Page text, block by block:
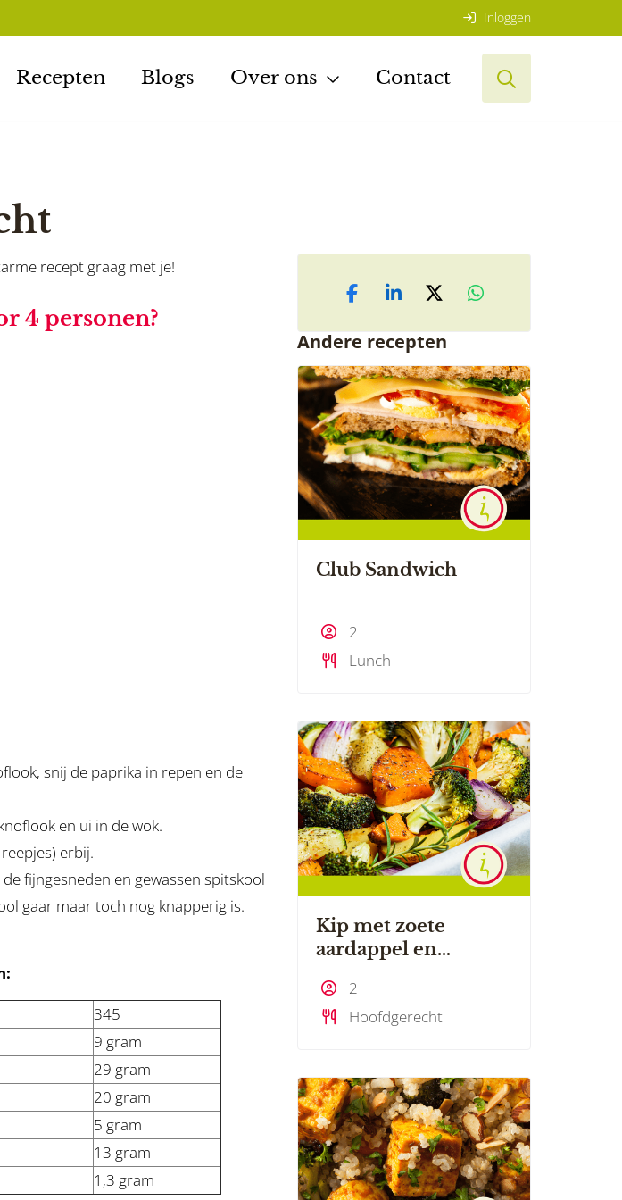
recept graag met je!
4 personen?
snij de paprika in repen en de
en ui in de wok.
erbij.
fijngesneden en gewassen spitskool
gaar maar toch nog knapperig is.
345
9 gram
29 gram
20 gram
5 gram
13 gram
1,3 gram
Andere recepten
Club Sandwich
2
Lunch
Kip met zoete
aardappel en
2
Hoofdgerecht
Inloggen
Recepten Blogs Over ons Contact